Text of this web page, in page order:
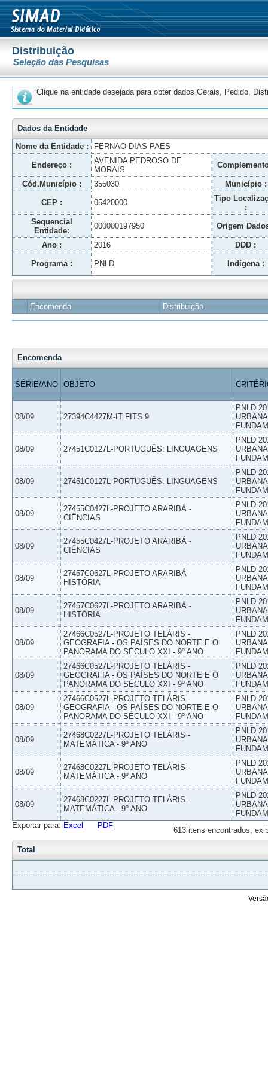
Distribuição
Seleção das Pesquisas
Clique na entidade desejada para obter dados Gerais, Pedido,
Dados da Entidade
Nome da Entidade :
FERNAO DIAS PAES
Endereço :
AVENIDA PEDROSO DE
MORAIS
Cód.Município : 355030 Município :
CEP : 05420000
Tipo
:
Sequencial
Entidade:
000000197950 Origem
Ano : 2016 DDD :
Programa : PNLD Indígena :
Encomenda Distribuição
Encomenda
SÉRIE/ANO OBJETO
08/09 27394C4427M-IT FITS 9
PNLD
08/09 27451C0127L-PORTUGUÊS: LINGUAGENS
PNLD
08/09 27451C0127L-PORTUGUÊS: LINGUAGENS
PNLD
08/09
27455C0427L-PROJETO ARARIBÁ -
CIÊNCIAS
PNLD
08/09
27455C0427L-PROJETO ARARIBÁ -
CIÊNCIAS
PNLD
08/09
27457C0627L-PROJETO ARARIBÁ -
HISTÓRIA
PNLD
08/09
27457C0627L-PROJETO ARARIBÁ -
HISTÓRIA
PNLD
08/09
27466C0527L-PROJETO TELÁRIS -
GEOGRAFIA - OS PAÍSES DO NORTE E O
PANORAMA DO SÉCULO XXI - 9º ANO
PNLD
08/09
27466C0527L-PROJETO TELÁRIS -
GEOGRAFIA - OS PAÍSES DO NORTE E O
PANORAMA DO SÉCULO XXI - 9º ANO
PNLD
08/09
27466C0527L-PROJETO TELÁRIS -
GEOGRAFIA - OS PAÍSES DO NORTE E O
PANORAMA DO SÉCULO XXI - 9º ANO
PNLD
08/09
27468C0227L-PROJETO TELÁRIS -
MATEMÁTICA - 9º ANO
PNLD
08/09
27468C0227L-PROJETO TELÁRIS -
MATEMÁTICA - 9º ANO
PNLD
08/09
27468C0227L-PROJETO TELÁRIS -
MATEMÁTICA - 9º ANO
PNLD
613 itens encontrados,
Exportar para: Excel PDF
Total